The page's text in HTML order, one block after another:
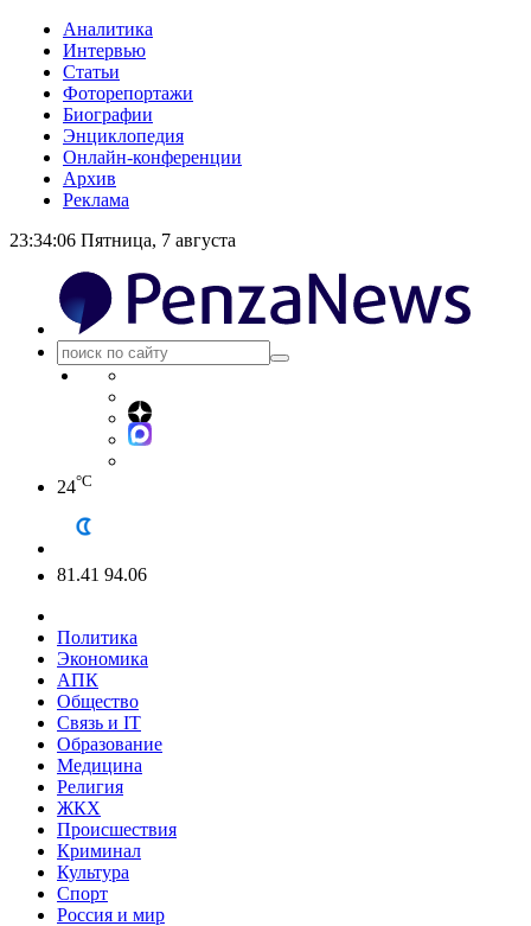
Аналитика
Интервью
Статьи
Фоторепортажи
Биографии
Энциклопедия
Онлайн-конференции
Архив
Реклама
23:34:07 Пятница, 7 августа
24°C
81.41 94.06
Политика
Экономика
АПК
Общество
Связь и IT
Образование
Медицина
Религия
ЖКХ
Происшествия
Криминал
Культура
Спорт
Россия и мир